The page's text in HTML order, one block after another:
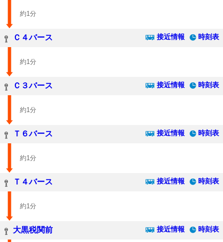
約1分
Ｃ４バース 接近情報 時刻表
約1分
Ｃ３バース 接近情報 時刻表
約1分
Ｔ６バース 接近情報 時刻表
約1分
Ｔ４バース 接近情報 時刻表
約1分
大黒税関前 接近情報 時刻表